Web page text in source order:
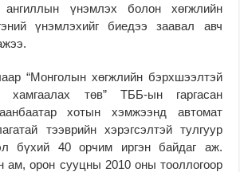
үнэмлэх болон хөгжлийн
үнэмлэхийг биедээ заавал авч
“Монголын хөгжлийн бэрхшээлтэй
хамгаалах төв” ТББ-ын гаргасан
хотын хэмжээнд автомат
тээврийн хэрэгсэлтэй тулгуур
бүхий 40 орчим иргэн байдаг аж.
ам, орон сууцны 2010 оны тооллогоор